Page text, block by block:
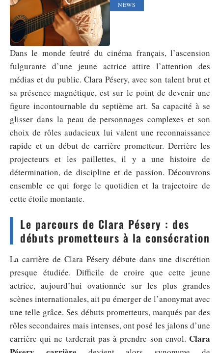
NEWS
Dans le monde feutré du cinéma français, l’ascension
fulgurante d’une jeune actrice attire l’attention des
médias et du public. Clara Pésery, avec son talent brut et
sa présence magnétique, est sur le point de devenir une
figure incontournable du septième art. Sa capacité à se
glisser dans la peau de personnages complexes et son
choix de rôles audacieux lui valent une reconnaissance
rapide et un début de carrière prometteur. Derrière les
projecteurs et les paillettes, il y a une histoire de
détermination, de discipline et de passion. Découvrons
ensemble ce qui forge le quotidien et la trajectoire de
cette étoile montante.
Le parcours de Clara Pésery : des
débuts prometteurs à la consécration
La carrière de Clara Pésery débute dans une discrétion
presque étudiée. Difficile de croire que cette jeune
actrice, aujourd’hui ovationnée sur les plus grandes
scènes internationales, ait pu émerger de l’anonymat avec
une telle grâce. Ses débuts prometteurs, marqués par des
rôles secondaires mais intenses, ont posé les jalons d’une
carrière qui ne tarderait pas à prendre son envol. Clara